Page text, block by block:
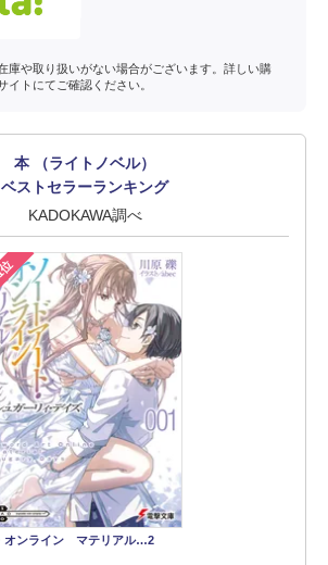
庫や取り扱いがない場合がございます。詳しい購
イトにてご確認ください。
本 （ライトノベル）
ベストセラーランキング
KADOKAWA調べ
オンライン マテリアル…2